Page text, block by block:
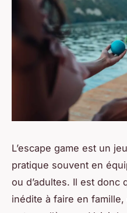
L’escape game est un
pratique souvent en
ou d’adultes. Il est donc
inédite à faire en